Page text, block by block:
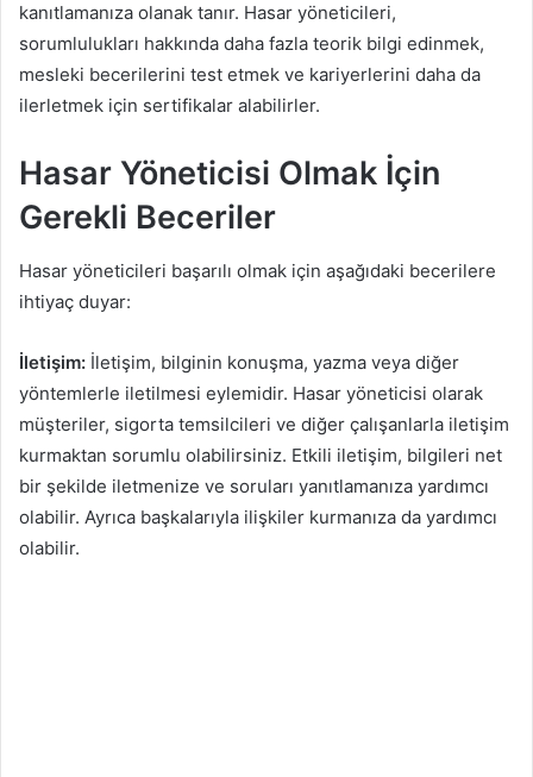
kanıtlamanıza olanak tanır. Hasar yöneticileri,
sorumlulukları hakkında daha fazla teorik bilgi edinmek,
mesleki becerilerini test etmek ve kariyerlerini daha da
ilerletmek için sertifikalar alabilirler.
Hasar Yöneticisi Olmak İçin
Gerekli Beceriler
Hasar yöneticileri başarılı olmak için aşağıdaki becerilere
ihtiyaç duyar:
İletişim: İletişim, bilginin konuşma, yazma veya diğer
yöntemlerle iletilmesi eylemidir. Hasar yöneticisi olarak
müşteriler, sigorta temsilcileri ve diğer çalışanlarla iletişim
kurmaktan sorumlu olabilirsiniz. Etkili iletişim, bilgileri net
bir şekilde iletmenize ve soruları yanıtlamanıza yardımcı
olabilir. Ayrıca başkalarıyla ilişkiler kurmanıza da yardımcı
olabilir.